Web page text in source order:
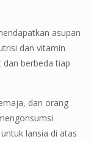
asupan
dan vitamin
berbeda tiap
dan orang
lansia di atas